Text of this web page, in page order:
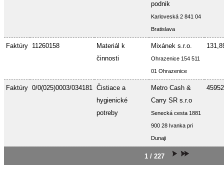
podnik
Karloveská 2 841 04
Bratislava
Faktúry 11260158
Materiál k
činnosti
Mixánek s.r.o.
Ohrazenice 154 511
01 Ohrazenice
Faktúry 0/0(025)0003/034181 Čistiace a
hygienické
potreby
Metro Cash &
Carry SR s.r.o
Senecká cesta 1881
900 28 Ivanka pri
Dunaji
1 / 227